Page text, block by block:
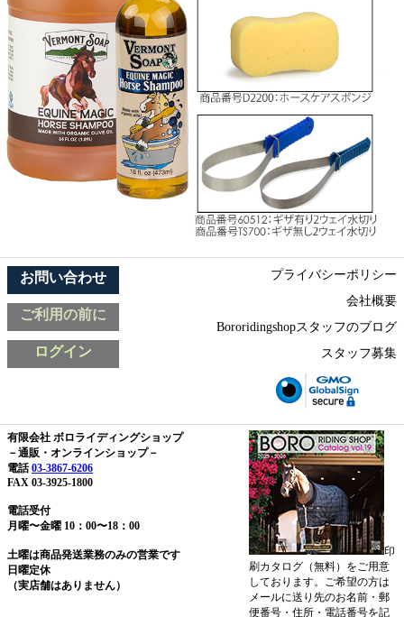
お問い合わせ
ご利用の前に
ログイン
プライバシーポリシー
会社概要
Bororidingshopスタッフのブログ
スタッフ募集
有限会社 ボロライディングショップ
－通販・オンラインショップ－
電話03-3867-6206
FAX 03-3925-1800
電話受付
月曜〜金曜 10：00〜18：00
土曜は商品発送業務のみの営業です
日曜定休
（実店舗はありません）
印
刷カタログ（無料）をご用意
しております。ご希望の方は
メールに送り先のお名前・郵
便番号・住所・電話番号を記